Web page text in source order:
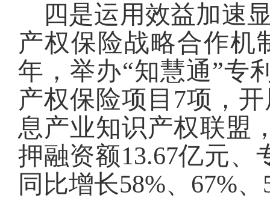
四是运用效益加速
产权保险战略合作机
年，举办“知慧通”专
产权保险项目7项，
息产业知识产权联盟
押融资额13.67亿元、
同比增长58%、67%、